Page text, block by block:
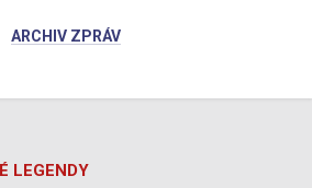
ARCHIV ZPRÁV
LEGENDY